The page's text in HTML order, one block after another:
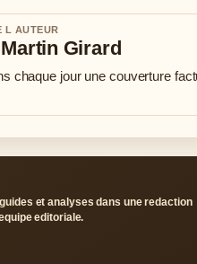
L AUTEUR
Girard
chaque jour une couverture
et analyses dans une redaction
editoriale.